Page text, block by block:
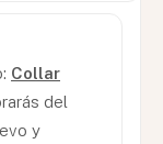
Collar
del
y